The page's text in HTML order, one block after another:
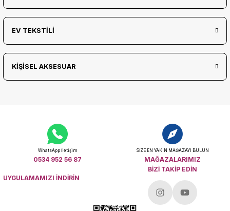
EV TEKSTİLİ
KİŞİSEL AKSESUAR
WhatsApp İletişim
0534 952 56 87
SİZE EN YAKIN MAĞAZAYI BULUN
MAĞAZALARIMIZ
UYGULAMAMIZI İNDİRİN
BİZİ TAKİP EDİN